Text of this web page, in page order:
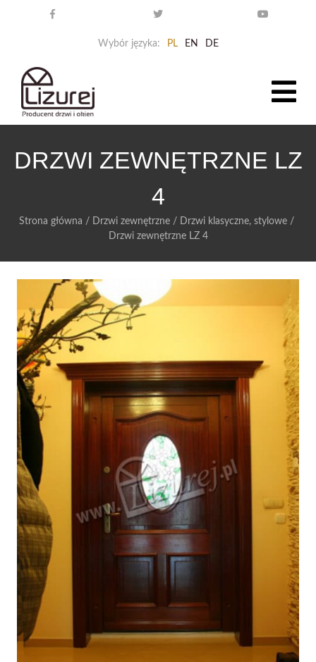
Wybór języka: PL EN DE
DRZWI ZEWNĘTRZNE LZ
4
Strona główna / Drzwi zewnętrzne / Drzwi klasyczne, stylowe /
Drzwi zewnętrzne LZ 4